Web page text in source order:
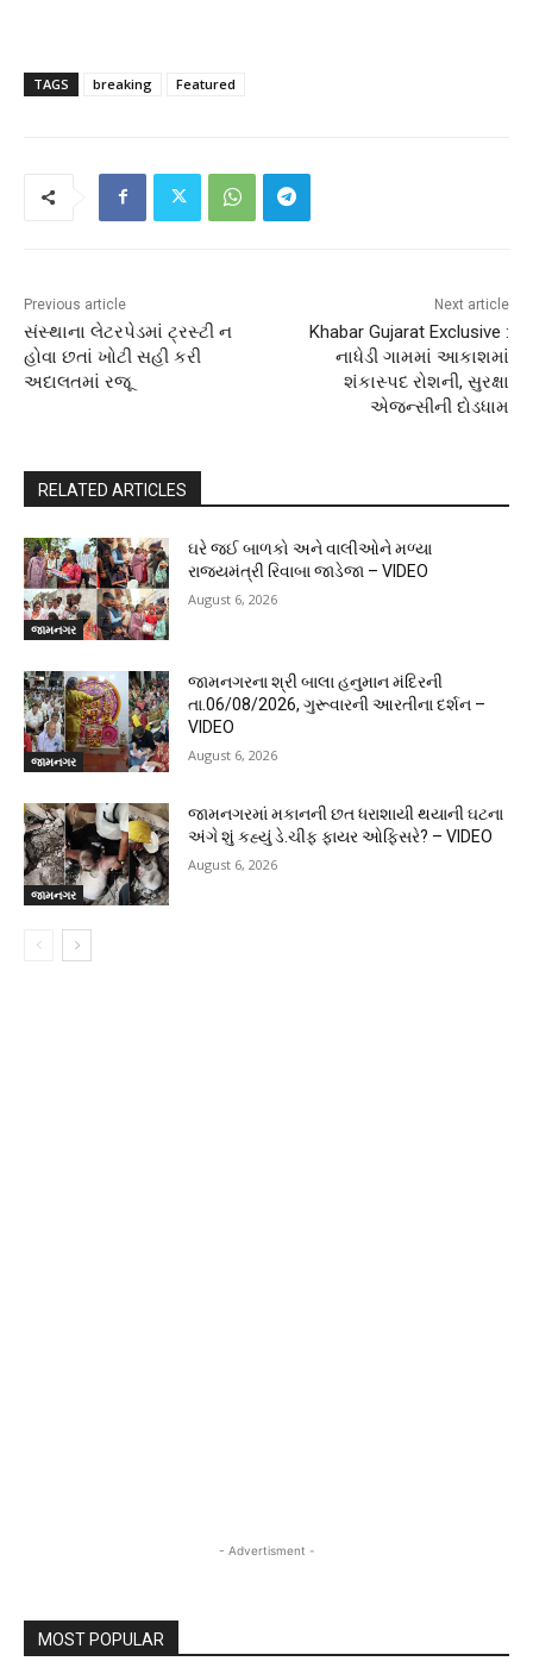
TAGS breaking Featured
Previous article
સંસ્થાના લેટરપેડમાં ટ્રસ્ટી ન
હોવા છતાં ખોટી સહી કરી
અદાલતમાં રજૂ
Next article
Khabar Gujarat Exclusive :
નાધેડી ગામમાં આકાશમાં
શંકાસ્પદ રોશની, સુરક્ષા
એજન્સીની દોડધામ
RELATED ARTICLES
જામનગર
ઘરે જઈ બાળકો અને વાલીઓને મળ્યા
રાજ્યમંત્રી રિવાબા જાડેજા – VIDEO
August 6, 2026
જામનગર
જામનગરના શ્રી બાલા હનુમાન મંદિરની
તા.06/08/2026, ગુરૂવારની આરતીના દર્શન –
VIDEO
August 6, 2026
જામનગર
જામનગરમાં મકાનની છત ધરાશાયી થયાની ઘટના
અંગે શું કહ્યું ડે.ચીફ ફાયર ઓફિસરે? – VIDEO
August 6, 2026
- Advertisment -
MOST POPULAR